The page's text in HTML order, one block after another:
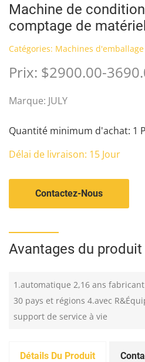
Machine de
comptage de
Catégories: Machines
Prix: $2900.00-
Marque: JULY
Quantité minimum d'achat: 1
Délai de livraison: 15 Jour
Contactez-Nous
Avantages du produit
1.automatique 2,16 ans
30 pays et régions 4.avec
support de service à vie
Détails Du Produit